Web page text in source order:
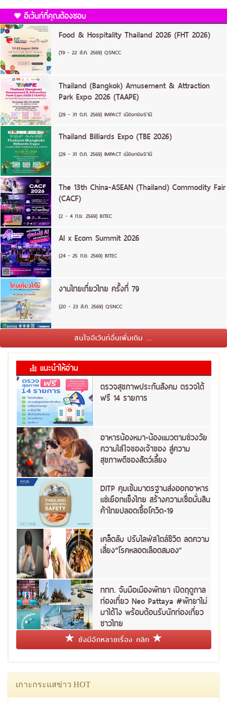
อีเว้นท์ที่คุณต้องชอบ
Food & Hospitality Thailand 2026 (FHT 2026)
(19 - 22 ส.ค. 2569) QSNCC
Thailand (Bangkok) Amusement & Attraction
Park Expo 2026 (TAAPE)
(29 - 31 ต.ค. 2569) IMPACT เมืองทองธานี
Thailand Billiards Expo (TBE 2026)
(29 - 31 ต.ค. 2569) IMPACT เมืองทองธานี
The 13th China-ASEAN (Thailand) Commodity Fair
(CACF)
(2 - 4 ก.ย. 2569) BITEC
AI x Ecom Summit 2026
(24 - 25 ก.ย. 2569) BITEC
งานไทยเที่ยวไทย ครั้งที่ 79
(20 - 23 ส.ค. 2569) QSNCC
สนใจอีเว้นท์อื่นเพิ่มเติม ...
แนะนำให้อ่าน
ตรวจสุขภาพประกันสังคม ตรวจได้
ฟรี 14 รายการ
อาหารน้องหมา-น้องแมวตามช่วงวัย
ความใส่ใจของเจ้าของ สู่ความ
สุขภาพดีของสัตว์เลี้ยง
DITP คุมเข้มมาตรฐานส่งออกอาหาร
แช่เยือกแข็งไทย สร้างความเชื่อมั่นสิน
ค้าไทยปลอดเชื้อโควิด-19
เคล็ดลับ ปรับไลฟ์สไตล์ชีวิต ลดความ
เสี่ยง“โรคหลอดเลือดสมอง”
ททท. จับมือเมืองพัทยา เปิดฤดูกาล
ท่องเที่ยว Neo Pattaya #พัทยาไม่
มาได้ไง พร้อมต้อนรับนักท่องเที่ยว
ชาวไทย
ยังมีอีกหลายเรื่อง คลิก
เกาะกระแสข่าว HOT